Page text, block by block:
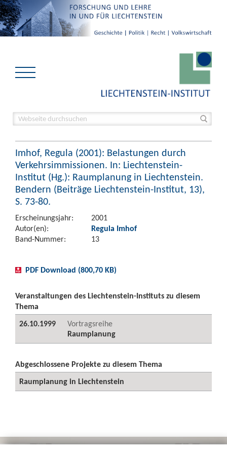
Imhof, Regula (2001): Belastungen durch
Verkehrsimmissionen. In: Liechtenstein-
Institut (Hg.): Raumplanung in Liechtenstein.
Bendern (Beiträge Liechtenstein-Institut, 13),
S. 73-80.
Erscheinungsjahr:
2001
Autor(en):
Regula Imhof
Band-Nummer:
13
PDF Download (800,70 KB)
Veranstaltungen des Liechtenstein-Instituts zu diesem
Thema
26.10.1999
Vortragsreihe
Raumplanung
Abgeschlossene Projekte zu diesem Thema
Raumplanung in Liechtenstein